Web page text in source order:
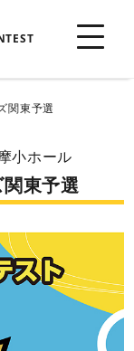
関東予選
小ホール
関東予選